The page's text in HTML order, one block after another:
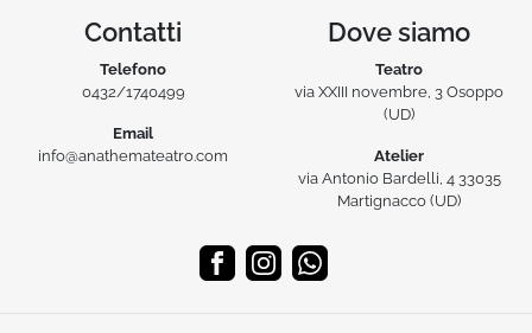
Contatti
Telefono
0432/1740499
Email
info@anathemateatro.com
Dove siamo
Teatro
via XXIII novembre, 3 Osoppo
(UD)
Atelier
via Antonio Bardelli, 4 33035
Martignacco (UD)